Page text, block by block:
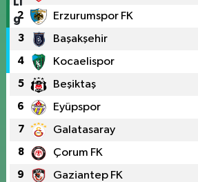
2 Erzurumspor FK
3 Başakşehir
4 Kocaelispor
5 Beşiktaş
6 Eyüpspor
7 Galatasaray
8 Çorum FK
9 Gaziantep FK